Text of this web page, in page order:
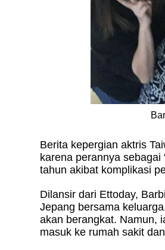
Berita kepergian aktris
karena perannya sebagai
tahun akibat komplikasi
Dilansir dari Ettoday,
Jepang bersama
akan berangkat. Namun,
masuk ke rumah sakit